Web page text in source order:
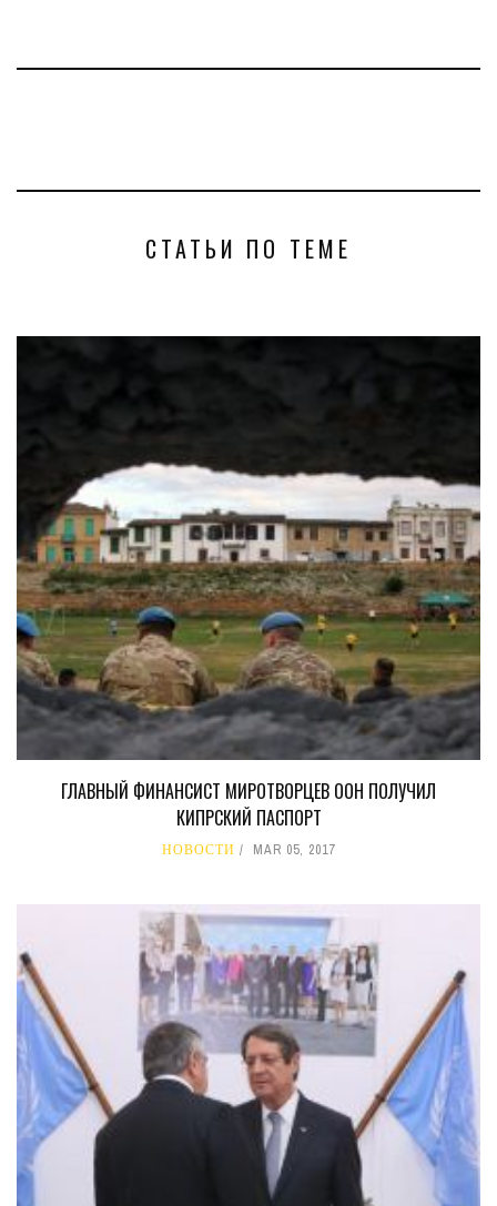
СТАТЬИ ПО ТЕМЕ
ГЛАВНЫЙ ФИНАНСИСТ МИРОТВОРЦЕВ ООН ПОЛУЧИЛ
КИПРСКИЙ ПАСПОРТ
НОВОСТИ MAR 05, 2017